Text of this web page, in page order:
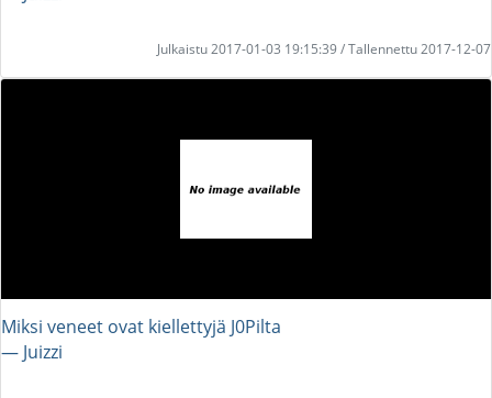
Julkaistu 2017-01-03 19:15:39 / Tallennettu 2017-12-07
Miksi veneet ovat kiellettyjä J0Pilta
― Juizzi